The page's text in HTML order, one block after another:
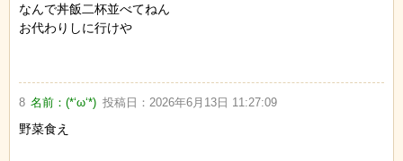
なんで丼飯二杯並べてねん
お代わりしに行けや
8 名前：(*‘ω‘*) 投稿日： 2026年6月13日 11:27:09
野菜食え